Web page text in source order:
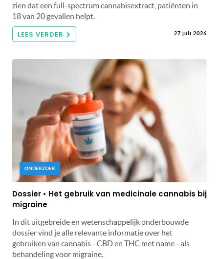
zien dat een full-spectrum cannabisextract, patiënten in
18 van 20 gevallen helpt.
LEES VERDER 27 juli 2026
ONDERZOEK
Dossier • Het gebruik van medicinale cannabis bij
migraine
In dit uitgebreide en wetenschappelijk onderbouwde
dossier vind je alle relevante informatie over het
gebruiken van cannabis - CBD en THC met name - als
behandeling voor migraine.